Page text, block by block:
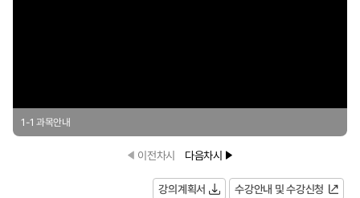
1-1 과목안내
이전차시 다음차시
강의계획서
수강안내 및 수강신청